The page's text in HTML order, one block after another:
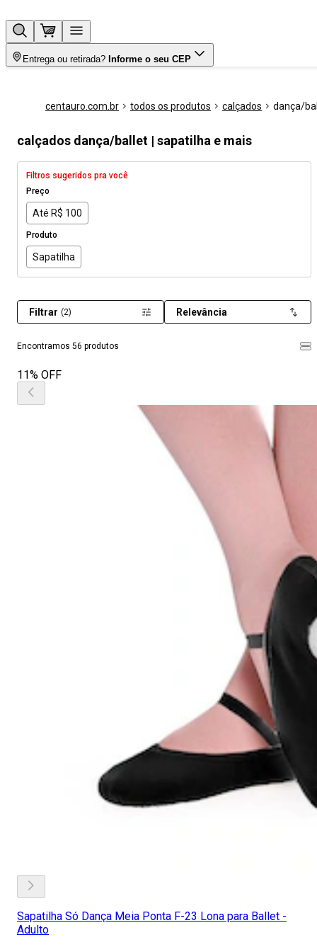
Entrega ou retirada? Informe o seu CEP
centauro.com.br todos os produtos calçados dança/
calçados dança/ballet | sapatilha e mais
Filtros sugeridos pra você
Preço
Até R$ 100
Produto
Sapatilha
Encontramos 56 produtos
Filtrar (2) Relevância
11% OFF
Sapatilha Só Dança Meia Ponta F-23 Lona para Ballet -
Adulto